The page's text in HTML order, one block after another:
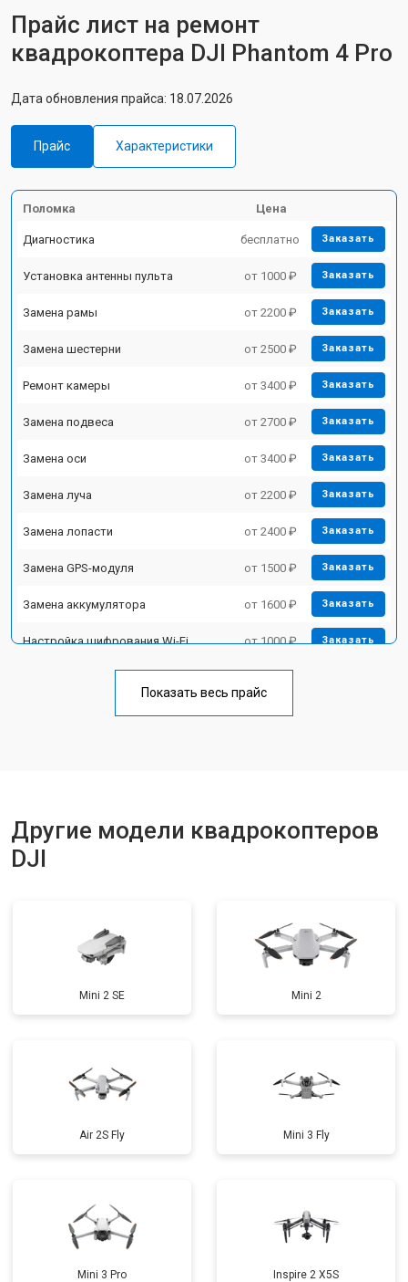
Прайс лист на ремонт
квадрокоптера DJI Phantom 4 Pro
Дата обновления прайса: 18.07.2026
Прайс Характеристики
Поломка Цена
Диагностика бесплатно Заказать
Установка антенны пульта от 1000 ₽ Заказать
Замена рамы от 2200 ₽ Заказать
Замена шестерни от 2500 ₽ Заказать
Ремонт камеры от 3400 ₽ Заказать
Замена подвеса от 2700 ₽ Заказать
Замена оси от 3400 ₽ Заказать
Замена луча от 2200 ₽ Заказать
Замена лопасти от 2400 ₽ Заказать
Замена GPS-модуля от 1500 ₽ Заказать
Замена аккумулятора от 1600 ₽ Заказать
Настройка шифрования Wi-Fi от 1000 ₽ Заказать
Замена материнской платы от 2800 ₽
Показать весь прайс
Другие модели квадрокоптеров
DJI
Mini 2 SE Mini 2
Air 2S Fly Mini 3 Fly
Mini 3 Pro Inspire 2 X5S